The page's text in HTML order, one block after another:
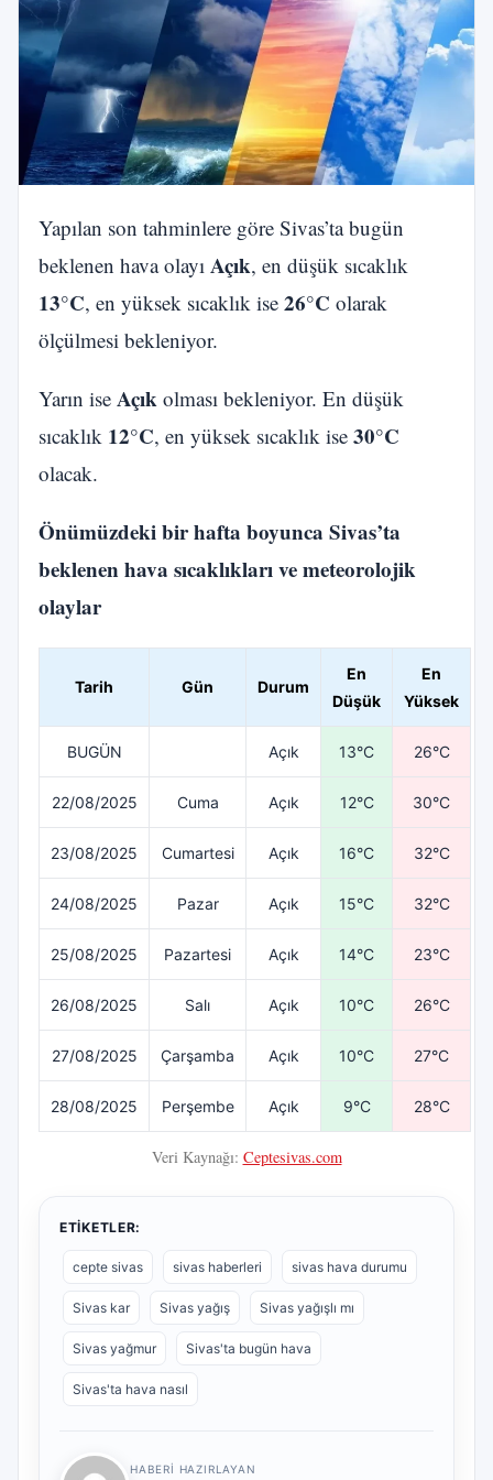
Yapılan son tahminlere göre Sivas’ta bugün
beklenen hava olayı Açık, en düşük sıcaklık
13°C, en yüksek sıcaklık ise 26°C olarak
ölçülmesi bekleniyor.
Yarın ise Açık olması bekleniyor. En düşük
sıcaklık 12°C, en yüksek sıcaklık ise 30°C
olacak.
Önümüzdeki bir hafta boyunca Sivas’ta
beklenen hava sıcaklıkları ve meteorolojik
olaylar
Tarih Gün Durum
En
Düşük
En
Yüksek
BUGÜN Açık 13°C 26°C
22/08/2025 Cuma Açık 12°C 30°C
23/08/2025 Cumartesi Açık 16°C 32°C
24/08/2025 Pazar Açık 15°C 32°C
25/08/2025 Pazartesi Açık 14°C 23°C
26/08/2025 Salı Açık 10°C 26°C
27/08/2025 Çarşamba Açık 10°C 27°C
28/08/2025 Perşembe Açık 9°C 28°C
Veri Kaynağı: Ceptesivas.com
ETIKETLER:
cepte sivas sivas haberleri sivas hava durumu
Sivas kar Sivas yağış Sivas yağışlı mı
Sivas yağmur Sivas'ta bugün hava
Sivas'ta hava nasıl
HABERI HAZIRLAYAN